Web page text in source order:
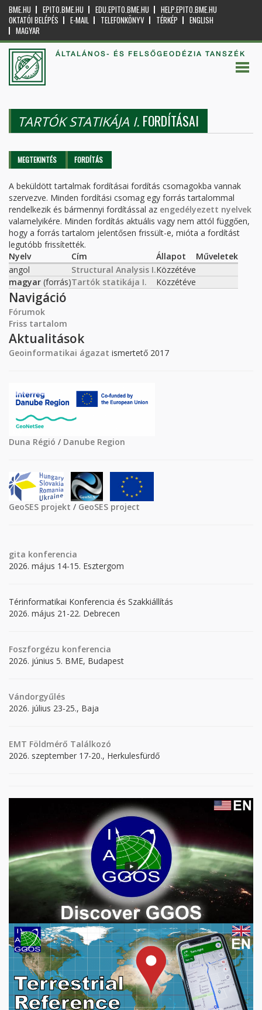
BME.HU EPITO.BME.HU EDU.EPITO.BME.HU
HELP.EPITO.BME.HU
OKTATÓI BELÉPÉS
E-MAIL TELEFONKÖNYV TÉRKÉP
ENGLISH
MAGYAR
ÁLTALÁNOS- ÉS FELSŐGEODÉZIA TANSZÉK
TARTÓK STATIKÁJA I. FORDÍTÁSAI
Elsődleges fülek
MEGTEKINTÉS FORDÍTÁS
A beküldött tartalmak fordításai fordítás csomagokba vannak
szervezve. Minden fordítási csomag egy forrás tartalommal
rendelkezik és bármennyi fordítással az engedélyezett nyelvek
valamelyikére. Minden fordítás aktuális vagy nem attól függően,
hogy a forrás tartalom jelentősen frissült-e, mióta a fordítást
legutóbb frissítették.
Nyelv
Cím Állapot
Műveletek
angol
Structural Analysis I.Közzétéve
magyar (forrás)Tartók statikája I. Közzétéve
Navigáció
Fórumok
Friss tartalom
Aktualitások
Geoinformatikai ágazat ismertető 2017
Duna Régió / Danube Region
GeoSES projekt / GeoSES project
gita konferencia
2026. május 14-15. Esztergom
Térinformatikai Konferencia és Szakkiállítás
2026. május 21-22. Debrecen
Foszforgézu konferencia
2026. június 5. BME, Budapest
Vándorgyűlés
2026. július 23-25., Baja
EMT Földmérő Találkozó
2026. szeptember 17-20., Herkulesfürdő